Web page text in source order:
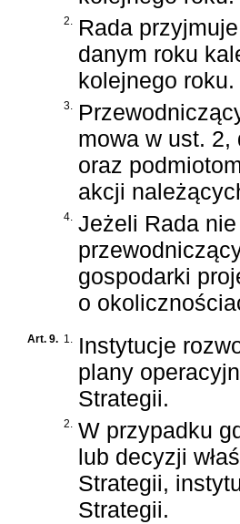
2. Rada
danym roku
kolejnego roku.
3.
mowa w ust. 2,
oraz
akcji
4. Jeżeli Rada
gospodarki
o
Art. 9. 1. Instytucje
plany
Strategii.
2. W przypadku
lub decyzji
Strategii,
Strategii.